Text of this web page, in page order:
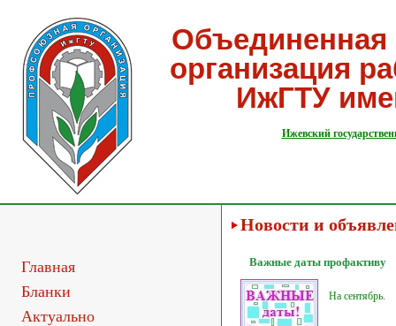
организация
ИжГТУ
Ижевский
Главная
Бланки
Актуально
Новости и
Важные даты профактиву
На сентябрь.